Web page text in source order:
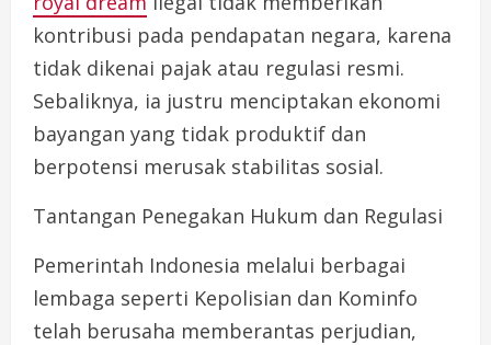
kontribusi pada pendapatan negara, karena
tidak dikenai pajak atau regulasi resmi.
Sebaliknya, ia justru menciptakan ekonomi
bayangan yang tidak produktif dan
berpotensi merusak stabilitas sosial.
Tantangan Penegakan Hukum dan Regulasi
Pemerintah Indonesia melalui berbagai
lembaga seperti Kepolisian dan Kominfo
telah berusaha memberantas perjudian,